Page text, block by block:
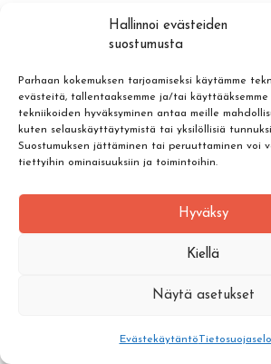
Hallinnoi evästeiden
suostumusta
Parhaan kokemuksen tarjoamiseksi käytämme
evästeitä, tallentaaksemme ja/tai
tekniikoiden hyväksyminen antaa meille
kuten selauskäyttäytymistä tai yksilöllisiä
Suostumuksen jättäminen tai peruuttaminen voi
tiettyihin ominaisuuksiin ja toimintoihin.
Hyväksy
Kiellä
Näytä asetukset
Evästekäytäntö
1990
(2)
2000(2)
©Copyright Wild Tampere |